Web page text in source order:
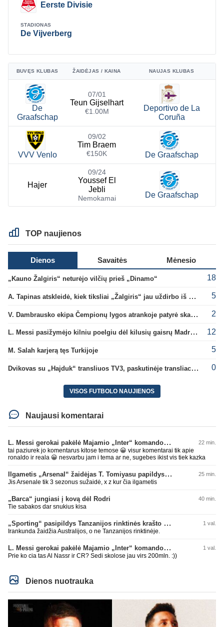
Eerste Divisie
STADIONAS
De Vijverberg
BUVĘS KLUBAS ŽAIDĖJAS / KAINA NAUJAS KLUBAS
De
Graafschap
07/01
Teun Gijselhart
€1.00M
Deportivo de La
Coruña
VVV Venlo
09/02
Tim Braem
€150K De Graafschap
Hajer
09/24
Youssef El
Jebli
Nemokamai De Graafschap
TOP naujienos
Dienos Savaitės Mėnesio
„Kauno Žalgiris“ neturėjo vilčių prieš „Dinamo“ 18
A. Tapinas atskleidė, kiek tiksliai „Žalgiris“ jau uždirbo iš UEFA premijų 5
V. Dambrausko ekipa Čempionų lygos atrankoje patyrė skaudžią nesėkmę 2
L. Messi pasižymėjo kilniu poelgiu dėl kilusių gaisrų Madride 12
M. Salah karjerą tęs Turkijoje 5
Dvikovas su „Hajduk“ transliuos TV3, paskutinėje transliacijoje – nauji rekordai 0
VISOS FUTBOLO NAUJIENOS
Naujausi komentarai
L. Messi gerokai pakėlė Majamio „Inter“ komandos vertę 22 min.
tai paziurek jo komentarus kitose temose 😀 visur komentarai tik apie
ronaldo ir reala 😀 nesvarbu jam i tema ar ne, sugebes ikist vis tiek kazka
Ilgametis „Arsenal“ žaidėjas T. Tomiyasu papildys „Crystal Palace“ ekipą 25 min.
Jis Arsenale tik 3 sezonus sužaidė, x z kur čia ilgametis
„Barca“ jungiasi į kovą dėl Rodri 40 min.
Tie sabakos dar snukius kisa
„Sporting“ pasipildys Tanzanijos rinktinės krašto saugu 1 val.
Irankunda žaidžia Australijos, o ne Tanzanijos rinktinėje.
L. Messi gerokai pakėlė Majamio „Inter“ komandos vertę 1 val.
Prie ko cia tas Al Nassr ir CR? Sedi skolose jau virs 200mln. :))
Dienos nuotrauka